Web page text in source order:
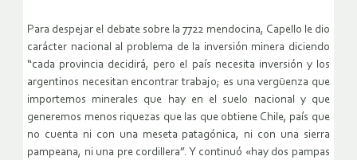
Para despejar el debate sobre la 7722 mendocina, Capello le dio
carácter nacional al problema de la inversión minera diciendo
“cada provincia decidirá, pero el país necesita inversión y los
argentinos necesitan encontrar trabajo; es una vergüenza que
importemos minerales que hay en el suelo nacional y que
generemos menos riquezas que las que obtiene Chile, país que
no cuenta ni con una meseta patagónica, ni con una sierra
pampeana, ni una pre cordillera”. Y continuó «hay dos pampas